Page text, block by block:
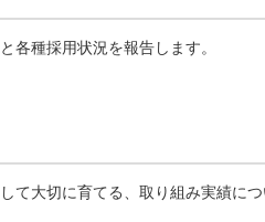
各種採用状況を報告します。
て大切に育てる、取り組み実績につ